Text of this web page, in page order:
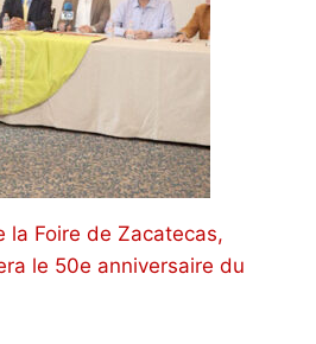
la Foire de Zacatecas,
le 50e anniversaire du